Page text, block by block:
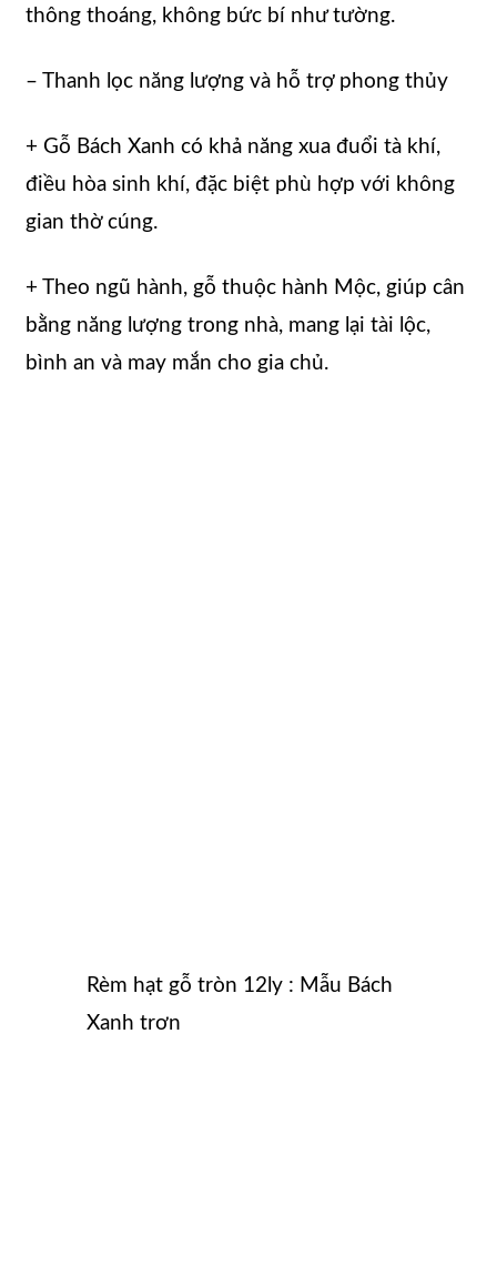
thông thoáng, không bức bí như tường.
– Thanh lọc năng lượng và hỗ trợ phong thủy
+ Gỗ Bách Xanh có khả năng xua đuổi tà khí,
điều hòa sinh khí, đặc biệt phù hợp với không
gian thờ cúng.
+ Theo ngũ hành, gỗ thuộc hành Mộc, giúp cân
bằng năng lượng trong nhà, mang lại tài lộc,
bình an và may mắn cho gia chủ.
Rèm hạt gỗ tròn 12ly : Mẫu Bách
Xanh trơn